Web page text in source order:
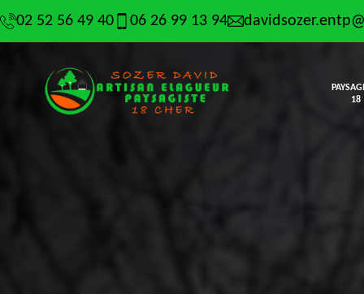
02 52 56 49 40 06 26 99 13 94
18